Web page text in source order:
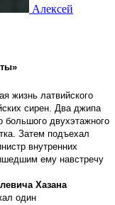
Алексей
жизнь латвийского
сирен. Два джипа
большого двухэтажного
Затем подъехал
внутренних
ему навстречу
Хазана
один